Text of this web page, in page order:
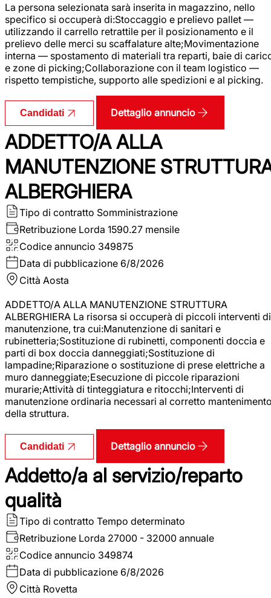
La persona selezionata sarà inserita in magazzino, nello
specifico si occuperà di:Stoccaggio e prelievo pallet —
utilizzando il carrello retrattile per il posizionamento e il
prelievo delle merci su scaffalature alte;Movimentazione
interna — spostamento di materiali tra reparti, baie di
e zone di picking;Collaborazione con il team logistico —
rispetto tempistiche, supporto alle spedizioni e al picking.
Candidati Dettaglio annuncio
ADDETTO/A ALLA
MANUTENZIONE
ALBERGHIERA
Tipo di contratto Somministrazione
Retribuzione Lorda 1590.27 mensile
Codice annuncio 349875
Data di pubblicazione 6/8/2026
Città Aosta
ADDETTO/A ALLA MANUTENZIONE STRUTTURA
ALBERGHIERA La risorsa si occuperà di piccoli interventi di
manutenzione, tra cui:Manutenzione di sanitari e
rubinetteria;Sostituzione di rubinetti, componenti doccia e
parti di box doccia danneggiati;Sostituzione di
lampadine;Riparazione o sostituzione di prese elettriche a
muro danneggiate;Esecuzione di piccole riparazioni
murarie;Attività di tinteggiatura e ritocchi;Interventi di
manutenzione ordinaria necessari al corretto
della struttura.
Candidati Dettaglio annuncio
Addetto/a al servizio/reparto
qualità
Tipo di contratto Tempo determinato
Retribuzione Lorda 27000 - 32000 annuale
Codice annuncio 349874
Data di pubblicazione 6/8/2026
Città Rovetta